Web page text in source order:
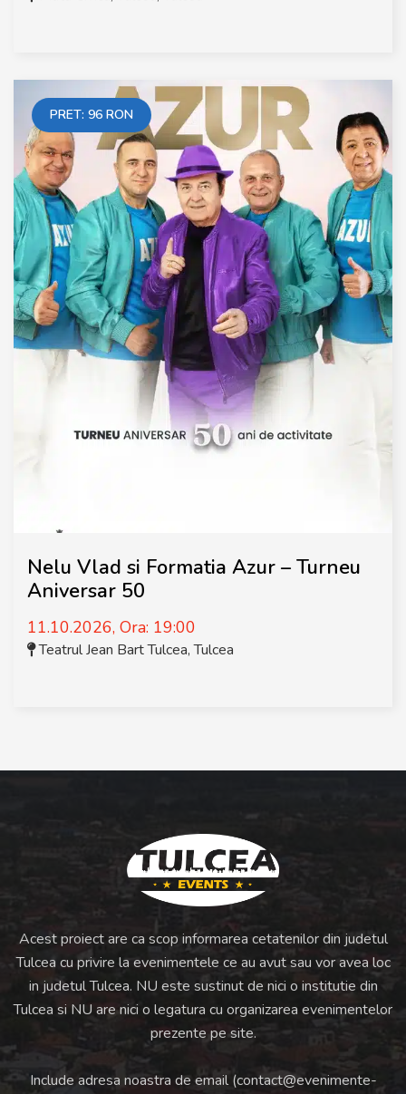
PRET: 96 RON
Nelu Vlad si Formatia Azur – Turneu
Aniversar 50
11.10.2026, Ora: 19:00
Teatrul Jean Bart Tulcea,Tulcea
Acest proiect are ca scop informarea cetatenilor din judetul
Tulcea cu privire la evenimentele ce au avut sau vor avea loc
in judetul Tulcea. NU este sustinut de nici o institutie din
Tulcea si NU are nici o legatura cu organizarea evenimentelor
prezente pe site.
Include adresa noastra de email (contact@evenimente-